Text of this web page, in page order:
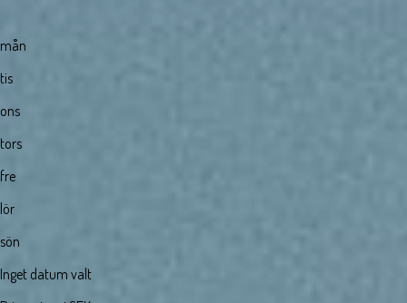
mån
tis
ons
tors
fre
lör
sön
Inget datum valt